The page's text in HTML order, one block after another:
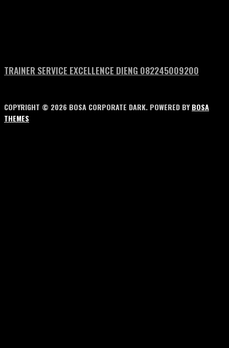
TRAINER SERVICE EXCELLENCE DIENG 082245009200
COPYRIGHT © 2026 BOSA CORPORATE DARK. POWERED BYBOSA
THEMES